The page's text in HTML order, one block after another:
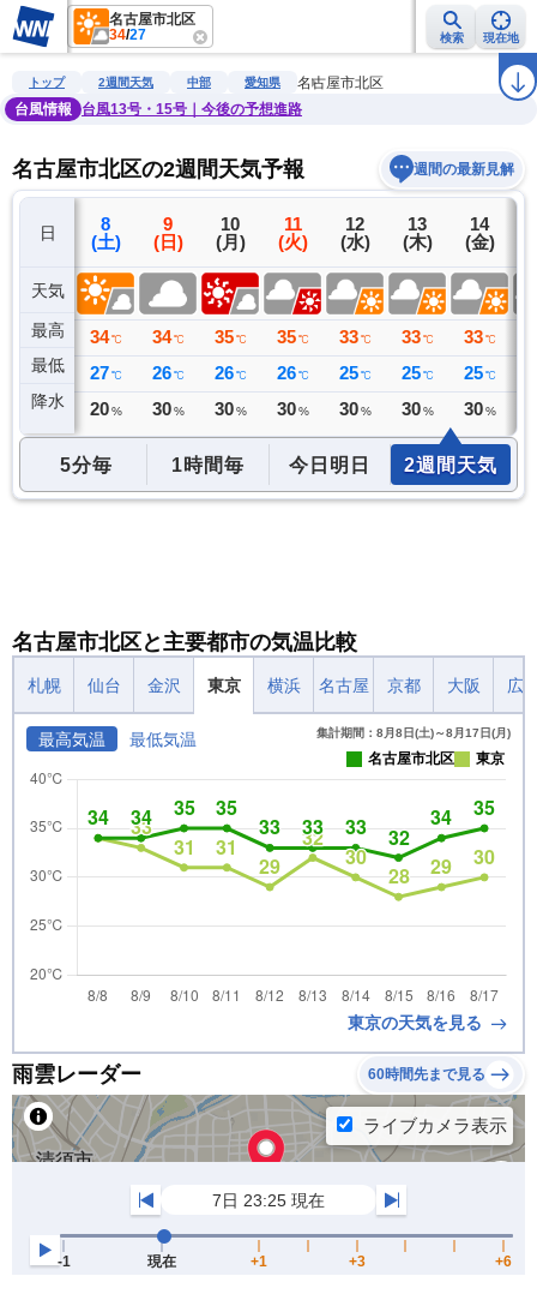
名古屋市北区
34/27 検索 現在地
雨雲レーダー 台風情報 地震情報 警報・注意報 ラ
トップ 2週間天気 中部 愛知県
名古屋市北区
台風情報
台風13号・15号｜今後の予想進路
名古屋市北区の2週間天気予報 週間の最新見解
日
天気
最高
最低
降水
7
(金)
35 ℃
28 ℃
0 ミリ
8
(土)
34 ℃
27 ℃
20 %
9
(日)
34 ℃
26 ℃
30 %
10
(月)
35 ℃
26 ℃
30 %
11
(火)
35 ℃
26 ℃
30 %
12
(水)
33 ℃
25 ℃
30 %
13
(木)
33 ℃
25 ℃
30 %
14
(金)
33 ℃
25 ℃
30 %
5分毎 1時間毎 今日明日 2週間天気
名古屋市北区と主要都市の気温比較
札幌 仙台 金沢 東京 横浜 名古屋 京都 大阪 広
最高気温 最低気温 集計期間：8月8日(土)～8月17日(月)
名古屋市北区 東京
東京の天気を見る
雨雲レーダー 60時間先まで見る